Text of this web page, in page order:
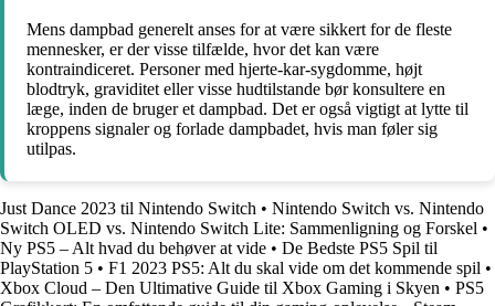
Mens dampbad generelt anses for at være sikkert for de fleste
mennesker, er der visse tilfælde, hvor det kan være
kontraindiceret. Personer med hjerte-kar-sygdomme, højt
blodtryk, graviditet eller visse hudtilstande bør konsultere en
læge, inden de bruger et dampbad. Det er også vigtigt at lytte til
kroppens signaler og forlade dampbadet, hvis man føler sig
utilpas.
Just Dance 2023 til Nintendo Switch • Nintendo Switch vs. Nintendo
Switch OLED vs. Nintendo Switch Lite: Sammenligning og Forskel •
Ny PS5 – Alt hvad du behøver at vide • De Bedste PS5 Spil til
PlayStation 5 • F1 2023 PS5: Alt du skal vide om det kommende spil •
Xbox Cloud – Den Ultimative Guide til Xbox Gaming i Skyen • PS5